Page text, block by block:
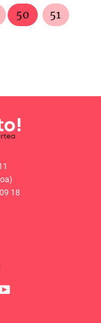
50
51
18